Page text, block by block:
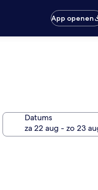
App openen
Datums